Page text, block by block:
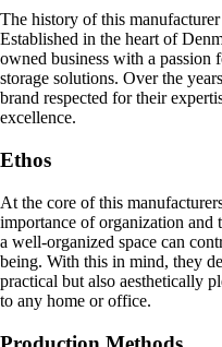
The history of this manufacturer
Established in the heart of
owned business with a passion
storage solutions. Over the
brand respected for their
excellence.
Ethos
At the core of this
importance of organization and
a well-organized space can
being. With this in mind, they
practical but also aesthetically
to any home or office.